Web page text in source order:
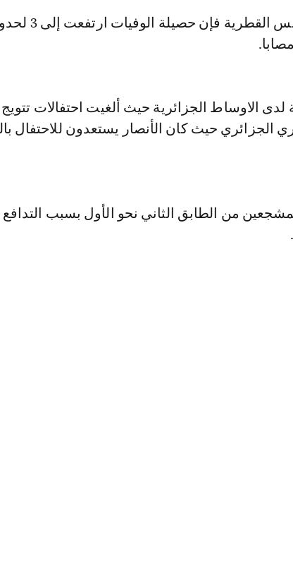
الاوساط الجزائرية حيث ألغيت احتفالات تتويج
الجزائري حيث كان الأنصار يستعدون للاحتفال
من الطابق الثاني نحو الأول بسبب التدافع